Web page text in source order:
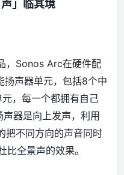
」临其境
，Sonos Arc在硬件配
扬声器单元，包括8个中
，每一个都拥有自己
器是向上发声，利用
把不同方向的声音同时
全景声的效果。